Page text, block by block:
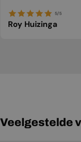
5/5
Roy Huizinga
Veelgestelde